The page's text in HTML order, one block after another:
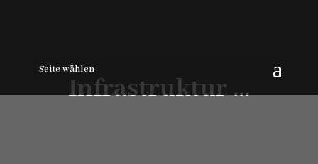
Seite wählen
Infrastruktur …